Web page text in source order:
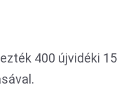
400 újvidéki 15